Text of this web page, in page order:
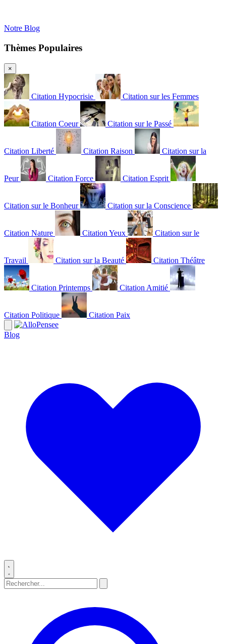
Notre Blog
Thèmes Populaires
×
Citation Hypocrisie Citation sur les Femmes
Citation Coeur Citation sur le Passé
Citation Liberté Citation Raison Citation sur la
Peur Citation Force Citation Esprit
Citation sur le Bonheur Citation sur la Conscience
Citation Nature Citation Yeux Citation sur le
Travail Citation sur la Beauté Citation Théâtre
Citation Printemps Citation Amitié
Citation Politique Citation Paix
Blog